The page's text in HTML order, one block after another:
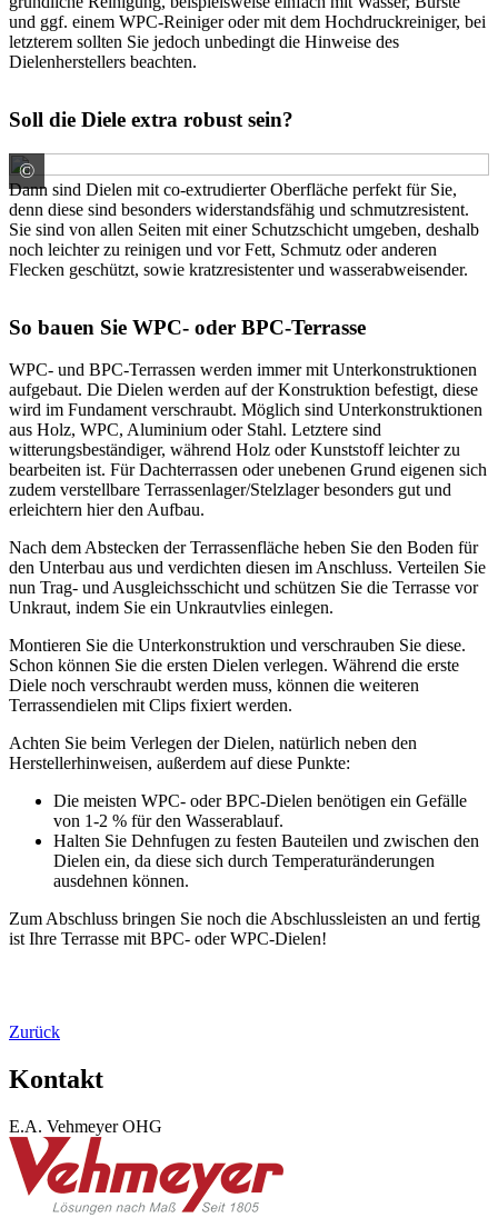
und ggf. einem WPC-Reiniger oder mit dem Hochdruckreiniger, bei
letzterem sollten Sie jedoch unbedingt die Hinweise des
Dielenherstellers beachten.
Soll die Diele extra robust sein?
©
Brügmann TraumGarten GmbH
Dann sind Dielen mit co-extrudierter Oberfläche perfekt für Sie,
denn diese sind besonders widerstandsfähig und schmutzresistent.
Sie sind von allen Seiten mit einer Schutzschicht umgeben, deshalb
noch leichter zu reinigen und vor Fett, Schmutz oder anderen
Flecken geschützt, sowie kratzresistenter und wasserabweisender.
So bauen Sie WPC- oder BPC-Terrasse
WPC- und BPC-Terrassen werden immer mit Unterkonstruktionen
aufgebaut. Die Dielen werden auf der Konstruktion befestigt, diese
wird im Fundament verschraubt. Möglich sind Unterkonstruktionen
aus Holz, WPC, Aluminium oder Stahl. Letztere sind
witterungsbeständiger, während Holz oder Kunststoff leichter zu
bearbeiten ist. Für Dachterrassen oder unebenen Grund eigenen sich
zudem verstellbare Terrassenlager/Stelzlager besonders gut und
erleichtern hier den Aufbau.
Nach dem Abstecken der Terrassenfläche heben Sie den Boden für
den Unterbau aus und verdichten diesen im Anschluss. Verteilen Sie
nun Trag- und Ausgleichsschicht und schützen Sie die Terrasse vor
Unkraut, indem Sie ein Unkrautvlies einlegen.
Montieren Sie die Unterkonstruktion und verschrauben Sie diese.
Schon können Sie die ersten Dielen verlegen. Während die erste
Diele noch verschraubt werden muss, können die weiteren
Terrassendielen mit Clips fixiert werden.
Achten Sie beim Verlegen der Dielen, natürlich neben den
Herstellerhinweisen, außerdem auf diese Punkte:
Die meisten WPC- oder BPC-Dielen benötigen ein Gefälle
von 1-2 % für den Wasserablauf.
Halten Sie Dehnfugen zu festen Bauteilen und zwischen den
Dielen ein, da diese sich durch Temperaturänderungen
ausdehnen können.
Zum Abschluss bringen Sie noch die Abschlussleisten an und fertig
ist Ihre Terrasse mit BPC- oder WPC-Dielen!
Zurück
Kontakt
E.A. Vehmeyer OHG